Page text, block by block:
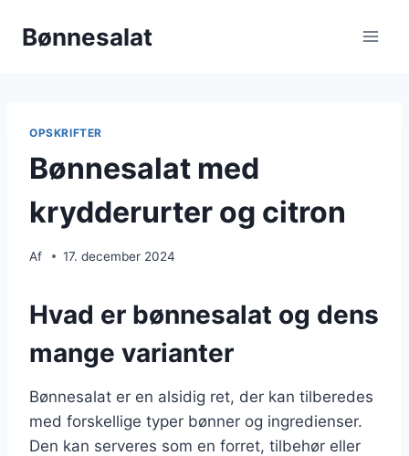
Bønnesalat
OPSKRIFTER
Bønnesalat med
krydderurter og citron
Af 17. december 2024
Hvad er bønnesalat og dens
mange varianter
Bønnesalat er en alsidig ret, der kan tilberedes
med forskellige typer bønner og ingredienser.
Den kan serveres som en forret, tilbehør eller